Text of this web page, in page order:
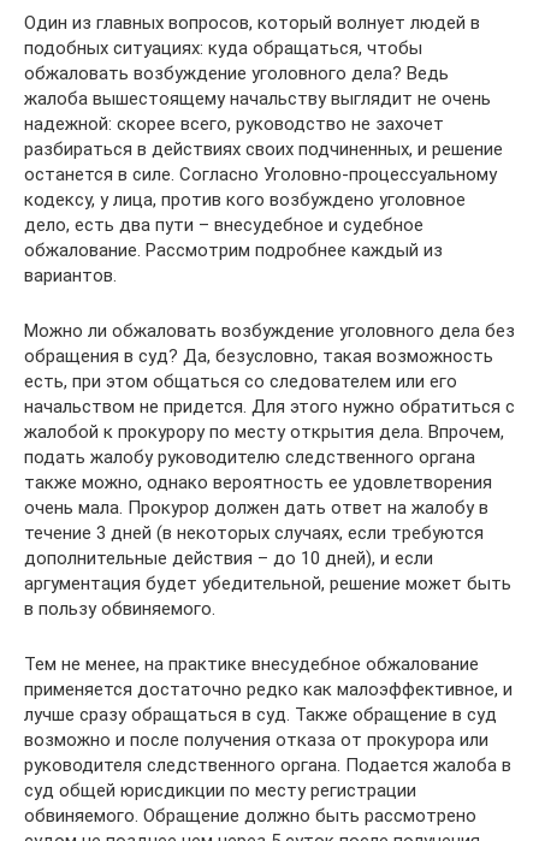
Один из главных вопросов, который волнует людей в
подобных ситуациях: куда обращаться, чтобы
обжаловать возбуждение уголовного дела? Ведь
жалоба вышестоящему начальству выглядит не очень
надежной: скорее всего, руководство не захочет
разбираться в действиях своих подчиненных, и решение
останется в силе. Согласно Уголовно-процессуальному
кодексу, у лица, против кого возбуждено уголовное
дело, есть два пути – внесудебное и судебное
обжалование. Рассмотрим подробнее каждый из
вариантов.
Можно ли обжаловать возбуждение уголовного дела без
обращения в суд? Да, безусловно, такая возможность
есть, при этом общаться со следователем или его
начальством не придется. Для этого нужно обратиться с
жалобой к прокурору по месту открытия дела. Впрочем,
подать жалобу руководителю следственного органа
также можно, однако вероятность ее удовлетворения
очень мала. Прокурор должен дать ответ на жалобу в
течение 3 дней (в некоторых случаях, если требуются
дополнительные действия – до 10 дней), и если
аргументация будет убедительной, решение может быть
в пользу обвиняемого.
Тем не менее, на практике внесудебное обжалование
применяется достаточно редко как малоэффективное, и
лучше сразу обращаться в суд. Также обращение в суд
возможно и после получения отказа от прокурора или
руководителя следственного органа. Подается жалоба в
суд общей юрисдикции по месту регистрации
обвиняемого. Обращение должно быть рассмотрено